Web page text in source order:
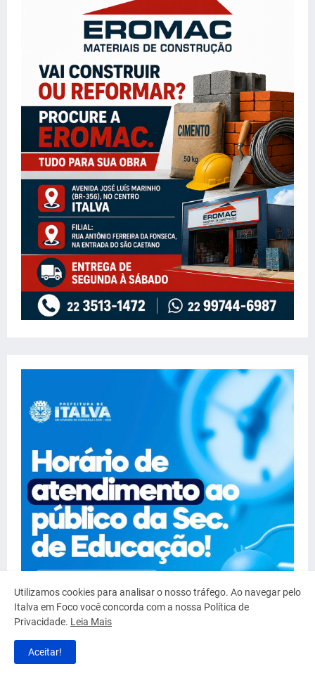
Utilizamos cookies para analisar o nosso tráfego. Ao navegar pelo
Italva em Foco você concorda com a nossa Política de
Privacidade. Leia Mais
Aceitar!